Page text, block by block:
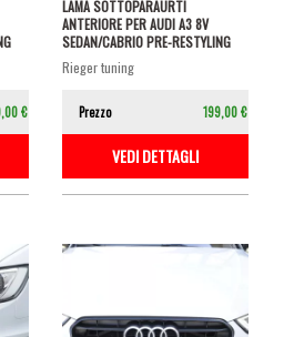
€
LAMA SOTTOPARAURTI
ANTERIORE PER AUDI A3 8V
SEDAN/CABRIO PRE-RESTYLING
CON S-LINE NERO...
rieger tuning
Prezzo 199,00 €
VEDI DETTAGLI